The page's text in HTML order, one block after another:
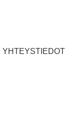
YHTEYSTIEDOT